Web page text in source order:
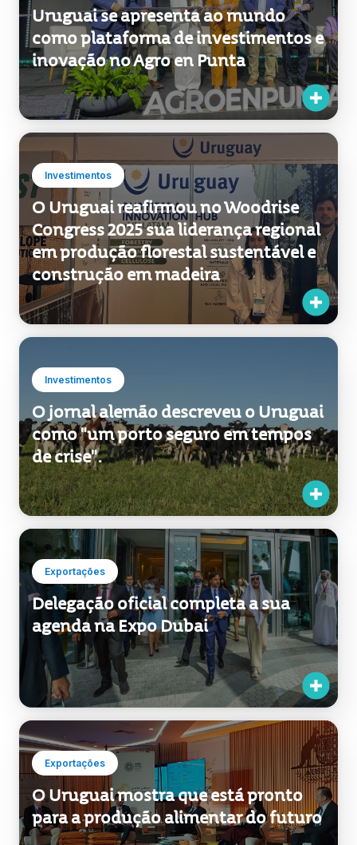
Investimentos
O Uruguai reafirmou no Woodrise
Congress 2025 sua liderança regional
em produção florestal sustentável e
construção em madeira
Investimentos
O jornal alemão descreveu o Uruguai
de crise".
Exportações
Delegação oficial completa a sua
agenda na Expo Dubai
Exportações
O Uruguai mostra que está pronto
para a produção alimentar do futuro